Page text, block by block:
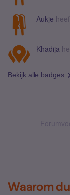
Aukje
Khadija
Bekijk alle badges
Waarom